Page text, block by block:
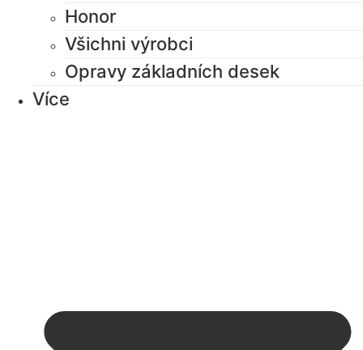
Honor
Všichni výrobci
Opravy základních desek
Více